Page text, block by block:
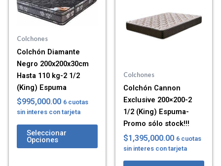
Colchones
Colchón Diamante
Negro 200x200x30cm
Hasta 110 kg-2 1/2
(King) Espuma
$995,000.00 6 cuotas
sin interes con tarjeta
Seleccionar
Opciones
Colchones
Colchón Cannon
Exclusive 200×200-2
1/2 (King) Espuma-
Promo sólo stock!!!
$1,395,000.00 6 cuotas
sin interes con tarjeta